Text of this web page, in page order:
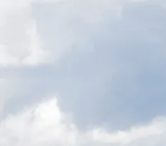
nagore i nadolje, kao i da ih